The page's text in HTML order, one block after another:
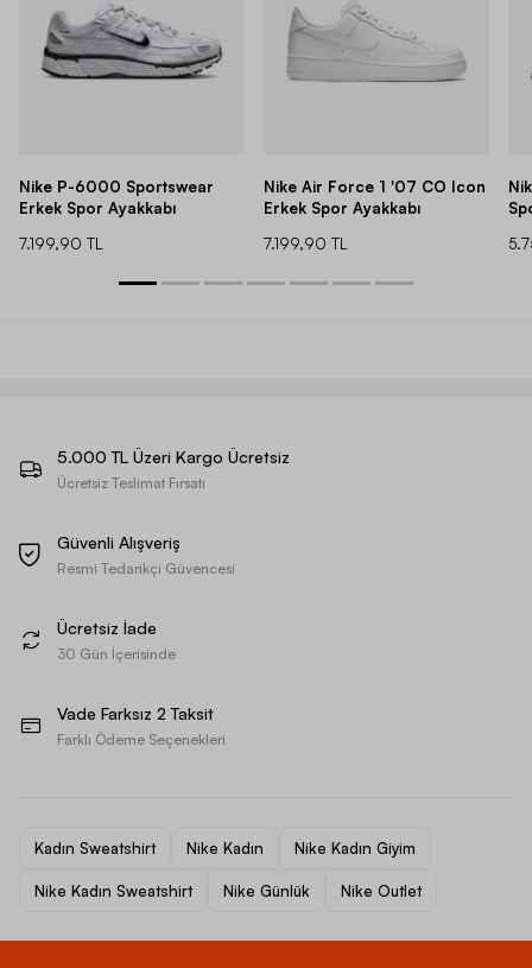
Nike P-6000 Sportswear
Erkek Spor Ayakkabı
7.199,90 TL
Nike Air Force 1 '07 CO Icon
Erkek Spor Ayakkabı
7.199,90 TL
5.000 TL Üzeri Kargo Ücretsiz
Ücretsiz Teslimat Fırsatı
Güvenli Alışveriş
Resmi Tedarikçi Güvencesi
Ücretsiz İade
30 Gün İçerisinde
Vade Farksız 2 Taksit
Farklı Ödeme Seçenekleri
Kadın Sweatshirt Nike Kadın Nike Kadın Giyim
Nike Kadın Sweatshirt Nike Günlük Nike Outlet